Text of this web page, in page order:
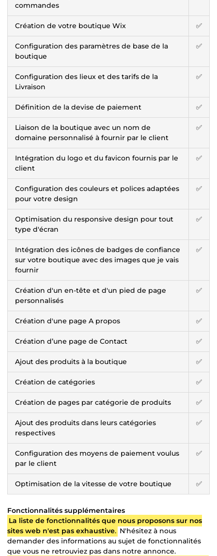
commandes
Création de votre boutique Wix ✅
Configuration des paramètres de base de la
boutique
✅
Configuration des lieux et des tarifs de la
Livraison
✅
Définition de la devise de paiement ✅
Liaison de la boutique avec un nom de
domaine personnalisé à fournir par le client
✅
Intégration du logo et du favicon fournis par le
client
✅
Configuration des couleurs et polices adaptées
pour votre design
✅
Optimisation du responsive design pour tout
type d'écran
✅
Intégration des icônes de badges de confiance
sur votre boutique avec des images que je vais
fournir
✅
Création d'un en-tête et d'un pied de page
personnalisés
✅
Création d'une page A propos ✅
Création d’une page de Contact ✅
Ajout des produits à la boutique ✅
Création de catégories ✅
Création de pages par catégorie de produits ✅
Ajout des produits dans leurs catégories
respectives
✅
Configuration des moyens de paiement voulus
par le client
✅
Optimisation de la vitesse de votre boutique ✅
Fonctionnalités supplémentaires
La liste de fonctionnalités que nous proposons sur nos
sites web n'est pas exhaustive. N'hésitez à nous
demander des informations au sujet de fonctionnalités
que vous ne retrouviez pas dans notre annonce.